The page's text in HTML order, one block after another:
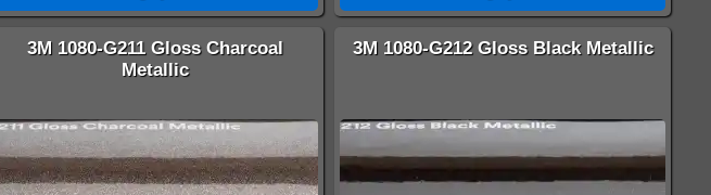
3M 1080-G211 Gloss Charcoal
Metallic
3M 1080-G212 Gloss Black Metallic